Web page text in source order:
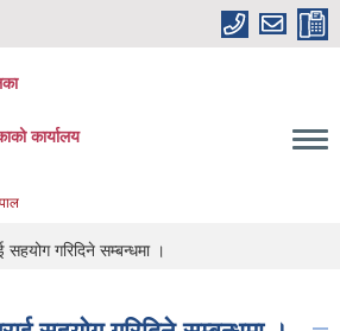
कार्यालय
गरिदिने सम्बन्धमा ।